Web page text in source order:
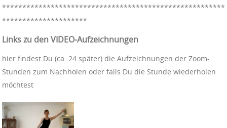
*******************************************************
*********************
Links zu den VIDEO-Aufzeichnungen
hier findest Du (ca. 24 später) die Aufzeichnungen der Zoom-
Stunden zum Nachholen oder falls Du die Stunde wiederholen
möchtest